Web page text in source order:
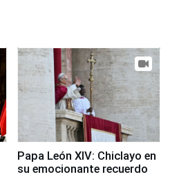
Papa León XIV: Chiclayo en
su emocionante recuerdo